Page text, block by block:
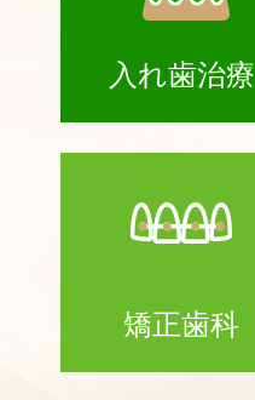
入れ歯治療
矯正歯科